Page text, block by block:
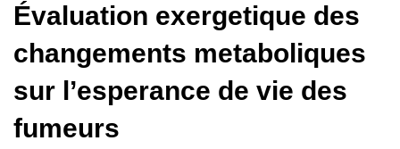
Évaluation exergetique des
changements metaboliques
sur l’esperance de vie des
fumeurs